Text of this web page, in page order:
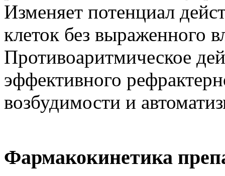
Изменяет потенциал
клеток без выраженного
Противоаритмическое
эффективного
возбудимости и
Фармакокинетика